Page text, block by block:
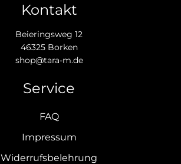
Kontakt
Beieringsweg 12
46325 Borken
shop@tara-m.de
Service
FAQ
Impressum
Widerrufsbelehrung